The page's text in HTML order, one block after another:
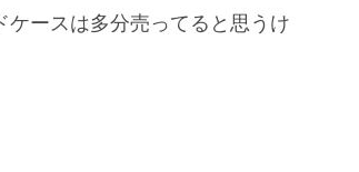
ケースは多分売ってると思うけ